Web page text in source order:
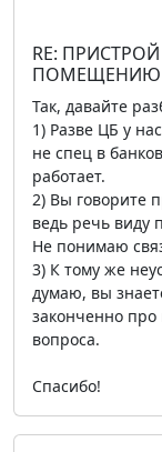
RE:
ПОМЕЩЕНИЮ
Так, давайте
1) Разве ЦБ у
не спец в
работает.
2) Вы говорите
ведь речь виду
Не понимаю
3) К тому же
думаю, вы
законченно про
вопроса.
Спасибо!